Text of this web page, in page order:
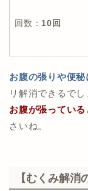
回数： 10回
お腹の張りや便
リ解消できるで
お腹が張っている
さいね。
【むくみ解